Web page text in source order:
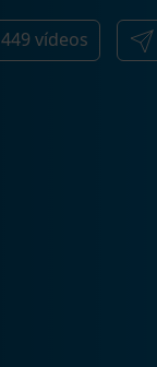
449 vídeos